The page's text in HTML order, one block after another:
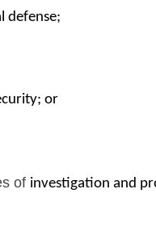
defense;
or
of investigation and